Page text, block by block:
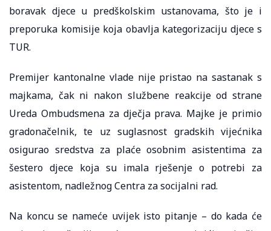
boravak djece u predškolskim ustanovama, što je i
preporuka komisije koja obavlja kategorizaciju djece s
TUR.
Premijer kantonalne vlade nije pristao na sastanak s
majkama, čak ni nakon službene reakcije od strane
Ureda Ombudsmena za dječja prava. Majke je primio
gradonačelnik, te uz suglasnost gradskih vijećnika
osigurao sredstva za plaće osobnim asistentima za
šestero djece koja su imala rješenje o potrebi za
asistentom, nadležnog Centra za socijalni rad.
Na koncu se nameće uvijek isto pitanje – do kada će